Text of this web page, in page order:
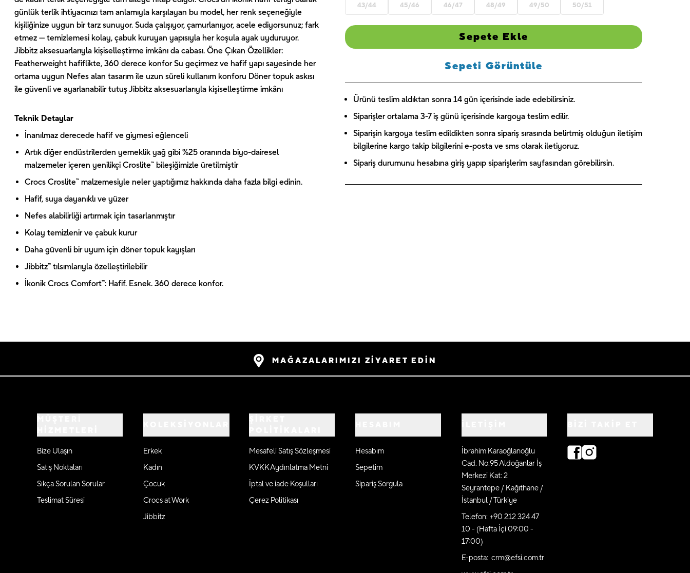
günlük terlik ihtiyacınızı tam anlamıyla karşılayan bu model, her renk seçeneğiyle
kişiliğinize uygun bir tarz sunuyor. Suda çalışıyor, çamurlanıyor, acele ediyorsunuz; fark
etmez — temizlemesi kolay, çabuk kuruyan yapısıyla her koşula ayak uyduruyor.
Jibbitz aksesuarlarıyla kişiselleştirme imkânı da cabası. Öne Çıkan Özellikler:
Featherweight hafiflikte, 360 derece konfor Su geçirmez ve hafif yapı sayesinde her
ortama uygun Nefes alan tasarım ile uzun süreli kullanım konforu Döner topuk askısı
ile güvenli ve ayarlanabilir tutuş Jibbitz aksesuarlarıyla kişiselleştirme imkânı
Teknik Detaylar
İnanılmaz derecede hafif ve giymesi eğlenceli
Artık diğer endüstrilerden yemeklik yağ gibi %25 oranında biyo-dairesel
malzemeler içeren yenilikçi Croslite™ bileşiğimizle üretilmiştir
Crocs Croslite™ malzemesiyle neler yaptığımız hakkında daha fazla bilgi edinin.
Hafif, suya dayanıklı ve yüzer
Nefes alabilirliği artırmak için tasarlanmıştır
Kolay temizlenir ve çabuk kurur
Daha güvenli bir uyum için döner topuk kayışları
Jibbitz™ tılsımlarıyla özelleştirilebilir
İkonik Crocs Comfort™: Hafif. Esnek. 360 derece konfor.
43/44 45/46 46/47 48/49 49/50 50/51
Sepete Ekle
Sepeti Görüntüle
Ürünü teslim aldıktan sonra 14 gün içerisinde iade edebilirsiniz.
Siparişler ortalama 3-7 iş günü içerisinde kargoya teslim edilir.
Siparişin kargoya teslim edildikten sonra sipariş sırasında belirtmiş olduğun iletişim
bilgilerine kargo takip bilgilerini e-posta ve sms olarak iletiyoruz.
Sipariş durumunu hesabına giriş yapıp siparişlerim sayfasından görebilirsin.
MAĞAZALARIMIZI ZİYARET EDİN
Bize Ulaşın
Satış Noktaları
Sıkça Sorulan Sorular
Teslimat Süresi
Erkek
Kadın
Çocuk
Crocs at Work
Jibbitz
Mesafeli Satış Sözleşmesi
KVKK Aydınlatma Metni
İptal ve iade Koşulları
Çerez Politikası
Hesabım
Sepetim
Sipariş Sorgula
İbrahim Karaoğlanoğlu
Cad. No:95 Aldoğanlar İş
Merkezi Kat: 2
Seyrantepe / Kağıthane /
İstanbul / Türkiye
Telefon: +90 212 324 47
10 - (Hafta İçi 09:00 -
17:00)
E-posta: crm@efsi.com.tr